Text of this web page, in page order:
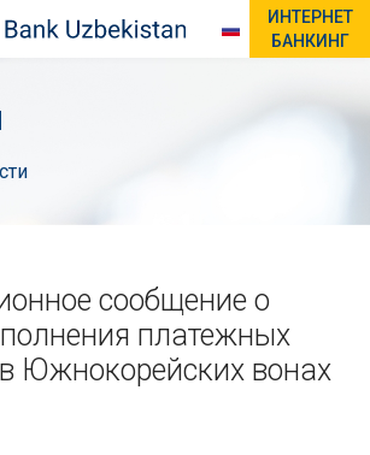
ИНТЕРНЕТ
БАНКИНГ
сообщение о
платежных
Южнокорейских вонах